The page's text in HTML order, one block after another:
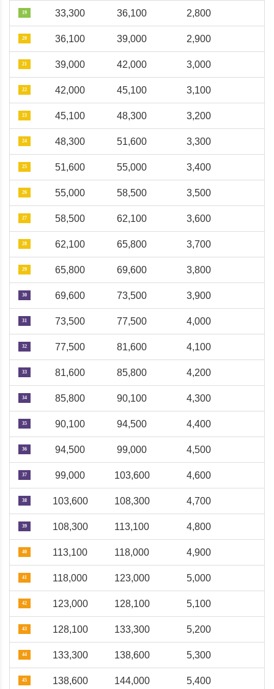
19 33,300 36,100 2,800
20 36,100 39,000 2,900
21 39,000 42,000 3,000
22 42,000 45,100 3,100
23 45,100 48,300 3,200
24 48,300 51,600 3,300
25 51,600 55,000 3,400
26 55,000 58,500 3,500
27 58,500 62,100 3,600
28 62,100 65,800 3,700
29 65,800 69,600 3,800
30 69,600 73,500 3,900
31 73,500 77,500 4,000
32 77,500 81,600 4,100
33 81,600 85,800 4,200
34 85,800 90,100 4,300
35 90,100 94,500 4,400
36 94,500 99,000 4,500
37 99,000 103,600 4,600
38 103,600 108,300 4,700
39 108,300 113,100 4,800
40 113,100 118,000 4,900
41 118,000 123,000 5,000
42 123,000 128,100 5,100
43 128,100 133,300 5,200
44 133,300 138,600 5,300
45 138,600 144,000 5,400